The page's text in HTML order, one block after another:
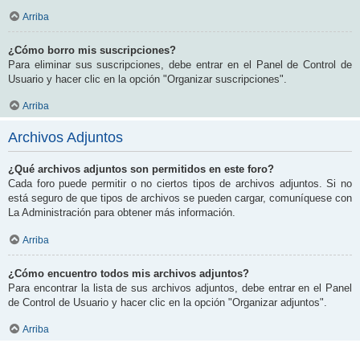
Arriba
¿Cómo borro mis suscripciones?
Para eliminar sus suscripciones, debe entrar en el Panel de Control de
Usuario y hacer clic en la opción "Organizar suscripciones".
Arriba
Archivos Adjuntos
¿Qué archivos adjuntos son permitidos en este foro?
Cada foro puede permitir o no ciertos tipos de archivos adjuntos. Si no
está seguro de que tipos de archivos se pueden cargar, comuníquese con
La Administración para obtener más información.
Arriba
¿Cómo encuentro todos mis archivos adjuntos?
Para encontrar la lista de sus archivos adjuntos, debe entrar en el Panel
de Control de Usuario y hacer clic en la opción "Organizar adjuntos".
Arriba